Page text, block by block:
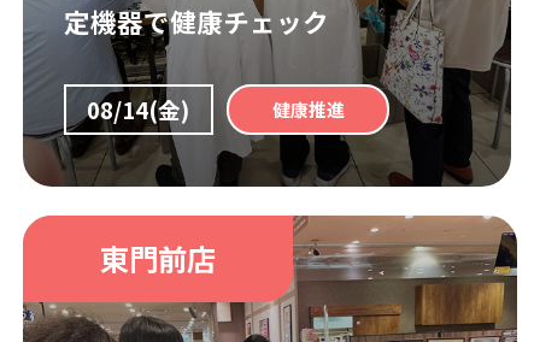
定機器で健康チェック
08/14(金) 健康推進
東門前店